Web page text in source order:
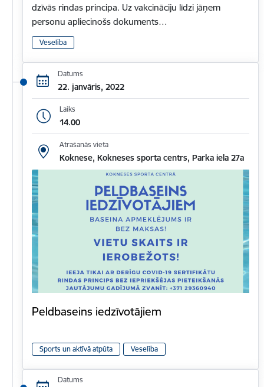
dzīvās rindas principa. Uz vakcināciju līdzi jāņem
personu apliecinošs dokuments…
Veselība
Datums
22. janvāris, 2022
Laiks
14.00
Atrašanās vieta
Koknese, Kokneses sporta centrs, Parka iela 27a
Peldbaseins iedzīvotājiem
Sports un aktīvā atpūta Veselība
Datums